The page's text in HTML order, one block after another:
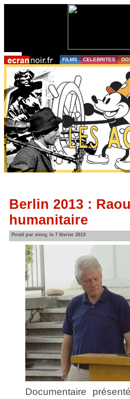
FILMS CELEBRITES
Berlin 2013 :
humanitaire
Posté par vincy, le 7 février 2013
Documentaire